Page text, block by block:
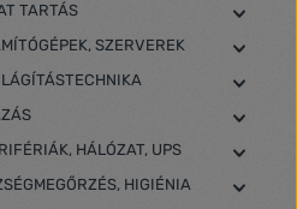
TARTÁS
SZERVEREK
HÁLÓZAT, UPS
HIGIÉNIA